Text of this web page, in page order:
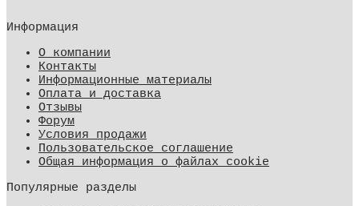
Информация
О компании
Контакты
Информационные материалы
Оплата и доставка
Отзывы
Форум
Условия продажи
Пользовательское соглашение
Общая информация о файлах cookie
Популярные разделы